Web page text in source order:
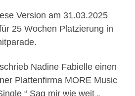
Version am 31.03.2025
25 Wochen Platzierung in
Nadine Fabielle einen
Plattenfirma MORE Music
“ Sag mir wie weit „